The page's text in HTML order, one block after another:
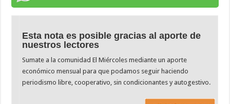
Esta nota es posible gracias al aporte de
nuestros lectores
Sumate a la comunidad El Miércoles mediante un aporte
económico mensual para que podamos seguir haciendo
periodismo libre, cooperativo, sin condicionantes y autogestivo.